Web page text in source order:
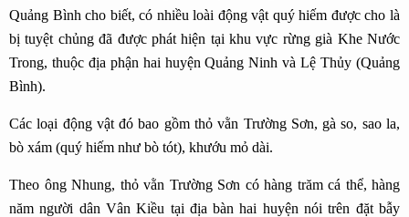
Quảng Bình cho biết, có nhiều loài động vật quý hiếm được cho là
bị tuyệt chủng đã được phát hiện tại khu vực rừng già Khe Nước
Trong, thuộc địa phận hai huyện Quảng Ninh và Lệ Thủy (Quảng
Bình).
Các loại động vật đó bao gồm thỏ vằn Trường Sơn, gà so, sao la,
bò xám (quý hiếm như bò tót), khướu mỏ dài.
Theo ông Nhung, thỏ vằn Trường Sơn có hàng trăm cá thể, hàng
năm người dân Vân Kiều tại địa bàn hai huyện nói trên đặt bẫy